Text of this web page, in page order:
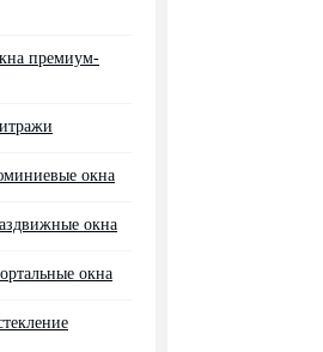
премиум-
окна
окна
окна